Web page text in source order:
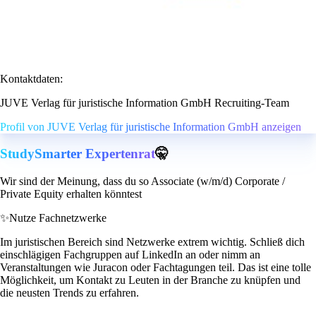
Kontaktdaten:
JUVE Verlag für juristische Information GmbH Recruiting-Team
Profil von JUVE Verlag für juristische Information GmbH anzeigen
StudySmarter Expertenrat🤫
Wir sind der Meinung, dass du so Associate (w/m/d) Corporate /
Private Equity erhalten könntest
✨Nutze Fachnetzwerke
Im juristischen Bereich sind Netzwerke extrem wichtig. Schließ dich
einschlägigen Fachgruppen auf LinkedIn an oder nimm an
Veranstaltungen wie Juracon oder Fachtagungen teil. Das ist eine tolle
Möglichkeit, um Kontakt zu Leuten in der Branche zu knüpfen und
die neusten Trends zu erfahren.